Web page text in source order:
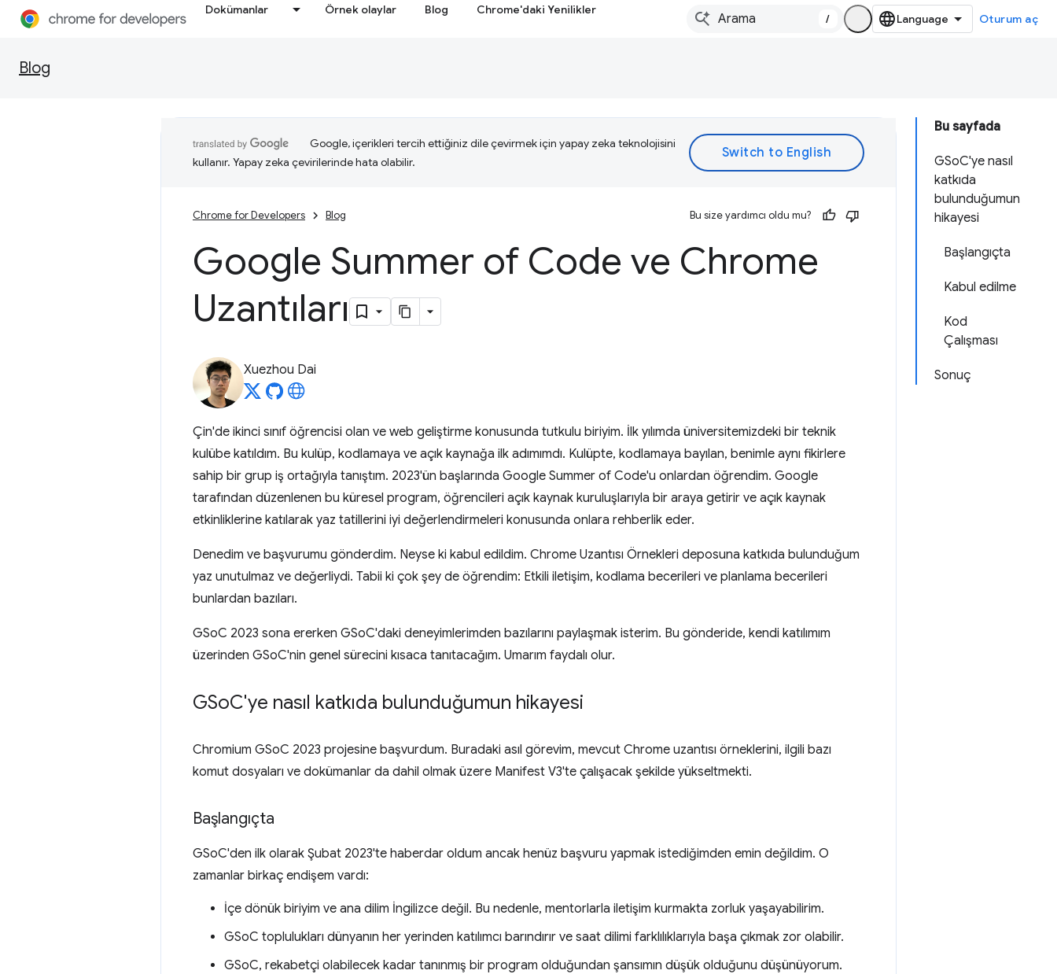
Dokümanlar Örnek olaylar Blog Chrome'daki Yenilikler
/ Oturum aç
Blog
Bu sayfada
GSoC'ye nasıl
katkıda
bulunduğumun
hikayesi
Başlangıçta
Kabul edilme
Kod
Çalışması
Sonuç
Google, içerikleri tercih ettiğiniz dile çevirmek için yapay zeka teknolojisini
kullanır. Yapay zeka çevirilerinde hata olabilir.
Chrome for Developers Blog Bu size yardımcı oldu mu?
Google Summer of Code ve Chrome
Uzantıları
Xuezhou Dai
Çin'de ikinci sınıf öğrencisi olan ve web geliştirme konusunda tutkulu biriyim. İlk yılımda üniversitemizdeki bir teknik
kulübe katıldım. Bu kulüp, kodlamaya ve açık kaynağa ilk adımımdı. Kulüpte, kodlamaya bayılan, benimle aynı fikirlere
sahip bir grup iş ortağıyla tanıştım. 2023'ün başlarında Google Summer of Code'u onlardan öğrendim. Google
tarafından düzenlenen bu küresel program, öğrencileri açık kaynak kuruluşlarıyla bir araya getirir ve açık kaynak
etkinliklerine katılarak yaz tatillerini iyi değerlendirmeleri konusunda onlara rehberlik eder.
Denedim ve başvurumu gönderdim. Neyse ki kabul edildim. Chrome Uzantısı Örnekleri deposuna katkıda bulunduğum
yaz unutulmaz ve değerliydi. Tabii ki çok şey de öğrendim: Etkili iletişim, kodlama becerileri ve planlama becerileri
bunlardan bazıları.
GSoC 2023 sona ererken GSoC'daki deneyimlerimden bazılarını paylaşmak isterim. Bu gönderide, kendi katılımım
üzerinden GSoC'nin genel sürecini kısaca tanıtacağım. Umarım faydalı olur.
GSoC'ye nasıl katkıda bulunduğumun hikayesi
Chromium GSoC 2023 projesine başvurdum. Buradaki asıl görevim, mevcut Chrome uzantısı örneklerini, ilgili bazı
komut dosyaları ve dokümanlar da dahil olmak üzere Manifest V3'te çalışacak şekilde yükseltmekti.
Başlangıçta
GSoC'den ilk olarak Şubat 2023'te haberdar oldum ancak henüz başvuru yapmak istediğimden emin değildim. O
zamanlar birkaç endişem vardı:
İçe dönük biriyim ve ana dilim İngilizce değil. Bu nedenle, mentorlarla iletişim kurmakta zorluk yaşayabilirim.
GSoC toplulukları dünyanın her yerinden katılımcı barındırır ve saat dilimi farklılıklarıyla başa çıkmak zor olabilir.
GSoC, rekabetçi olabilecek kadar tanınmış bir program olduğundan şansımın düşük olduğunu düşünüyorum.